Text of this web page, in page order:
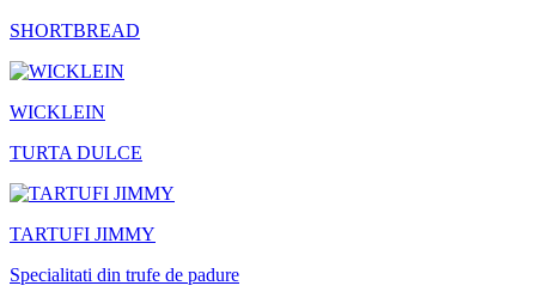
SHORTBREAD
WICKLEIN
TURTA DULCE
TARTUFI JIMMY
Specialitati din trufe de padure